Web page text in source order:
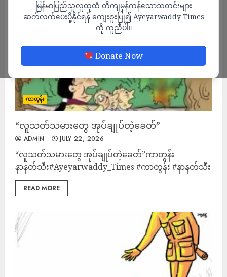
မြန်မာပြည်သူလူထုထံ တိကျမှန်ကန်သောသတင်းများ
ဆက်လက်ပေးပို့နိုင်ရန် ကျေးဇူးပြု၍ Ayeyarwaddy Times
ကို ကူညီပါ။
Donate Now
ကာတွန်း
“လူသတ်သမားတွေ အုပ်ချုပ်တဲ့ခေတ်”
ADMIN JULY 22, 2026
“လူသတ်သမားတွေ အုပ်ချုပ်တဲ့ခေတ်”ကာတွန်း –
နာနတ်သီး#Ayeyarwaddy_Times #ကာတွန်း #နာနတ်သီး
READ MORE